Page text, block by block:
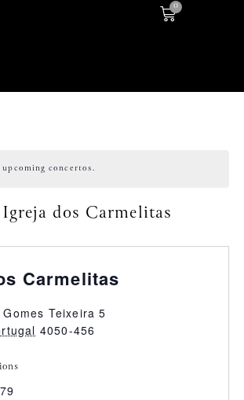
0
upcoming concertos.
Igreja dos Carmelitas
Carmelitas
Teixeira 5
4050-456